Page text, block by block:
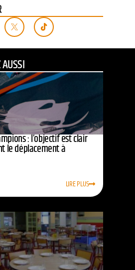
: l’objectif est clair
le déplacement à
LIRE PLUS